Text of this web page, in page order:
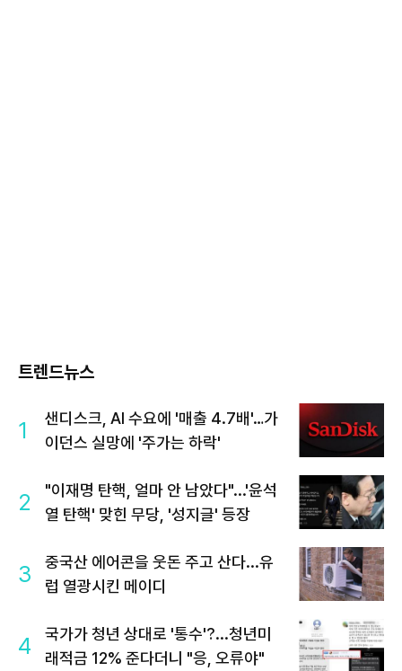
트렌드뉴스
1
샌디스크, AI 수요에 '매출 4.7배'…가
이던스 실망에 '주가는 하락'
2
"이재명 탄핵, 얼마 안 남았다"...'윤석
열 탄핵' 맞힌 무당, '성지글' 등장
3
중국산 에어콘을 웃돈 주고 산다...유
럽 열광시킨 메이디
4
국가가 청년 상대로 '통수'?...청년미
래적금 12% 준다더니 "응, 오류야"